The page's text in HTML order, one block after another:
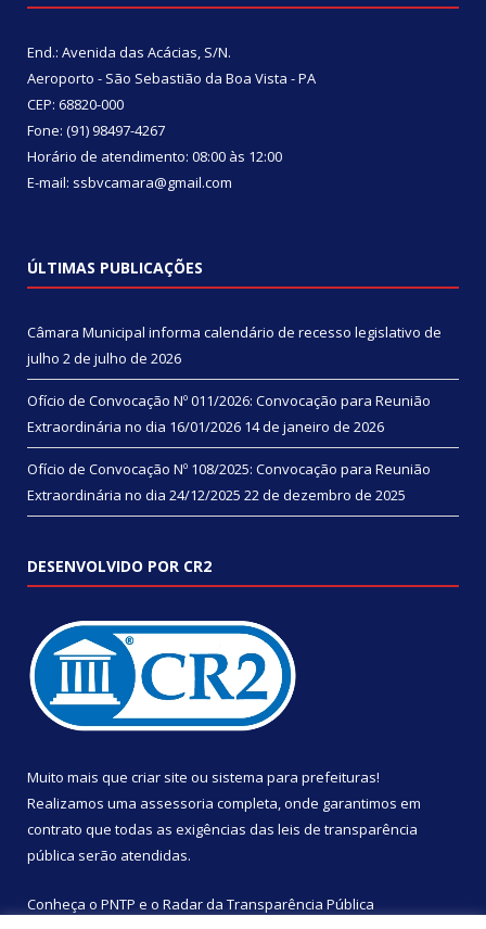
End.: Avenida das Acácias, S/N.
Aeroporto - São Sebastião da Boa Vista - PA
CEP: 68820-000
Fone: (91) 98497-4267
Horário de atendimento: 08:00 às 12:00
E-mail: ssbvcamara@gmail.com
ÚLTIMAS PUBLICAÇÕES
Câmara Municipal informa calendário de recesso legislativo de
julho 2 de julho de 2026
Ofício de Convocação Nº 011/2026: Convocação para Reunião
Extraordinária no dia 16/01/2026 14 de janeiro de 2026
Ofício de Convocação Nº 108/2025: Convocação para Reunião
Extraordinária no dia 24/12/2025 22 de dezembro de 2025
DESENVOLVIDO POR CR2
Muito mais que criar site ou sistema para prefeituras!
Realizamos uma assessoria completa, onde garantimos em
contrato que todas as exigências das leis de transparência
pública serão atendidas.
Conheça o PNTP e o Radar da Transparência Pública